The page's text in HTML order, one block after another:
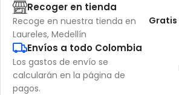
Recoger en tienda
Recoge en nuestra tienda en
Laureles, Medellín
Gratis
Envíos a todo Colombia
Los gastos de envío se
calcularán en la página de
pagos.